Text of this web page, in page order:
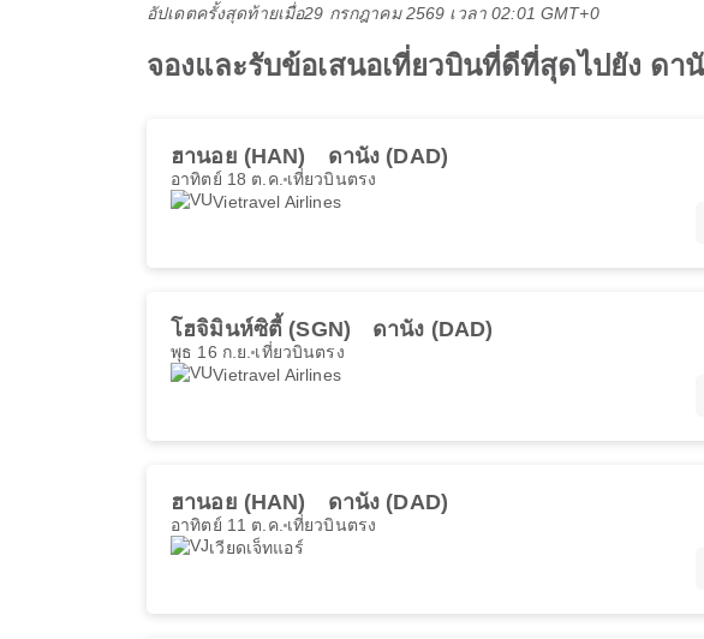
อัปเดตครั้งสุดท้ายเมื่อ29 กรกฎาคม 2569 เวลา 02:01 GMT+0
จองและรับข้อเสนอเที่ยวบินที่ดีที่สุดไปยัง ดา
ฮานอย (HAN) ดานัง (DAD)
อาทิตย์ 18 ต.ค. เที่ยวบินตรง
Vietravel Airlines
โฮจิมินห์ซิตี้ (SGN) ดานัง (DAD)
พุธ 16 ก.ย. เที่ยวบินตรง
Vietravel Airlines
ฮานอย (HAN) ดานัง (DAD)
อาทิตย์ 11 ต.ค. เที่ยวบินตรง
เวียดเจ็ทแอร์